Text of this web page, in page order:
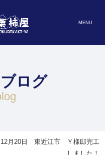
MENU
ログ
12月20日 東近江市 Ｙ様邸完工
しました！